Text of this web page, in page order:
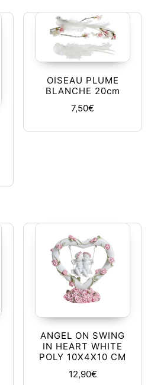
OISEAU PLUME
BLANCHE 20cm
7,50€
ANGEL ON SWING
IN HEART WHITE
POLY 10X4X10 CM
12,90€